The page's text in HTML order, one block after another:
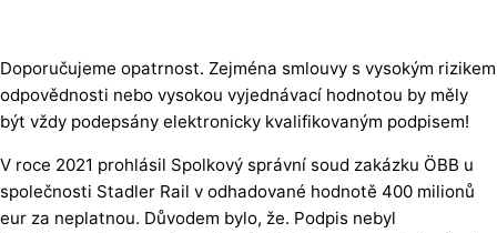
Doporučujeme opatrnost. Zejména smlouvy s vysokým rizikem
odpovědnosti nebo vysokou vyjednávací hodnotou by měly
být vždy podepsány elektronicky kvalifikovaným podpisem!
V roce 2021 prohlásil Spolkový správní soud zakázku ÖBB u
společnosti Stadler Rail v odhadované hodnotě 400 milionů
eur za neplatnou. Důvodem bylo, že. Podpis nebyl